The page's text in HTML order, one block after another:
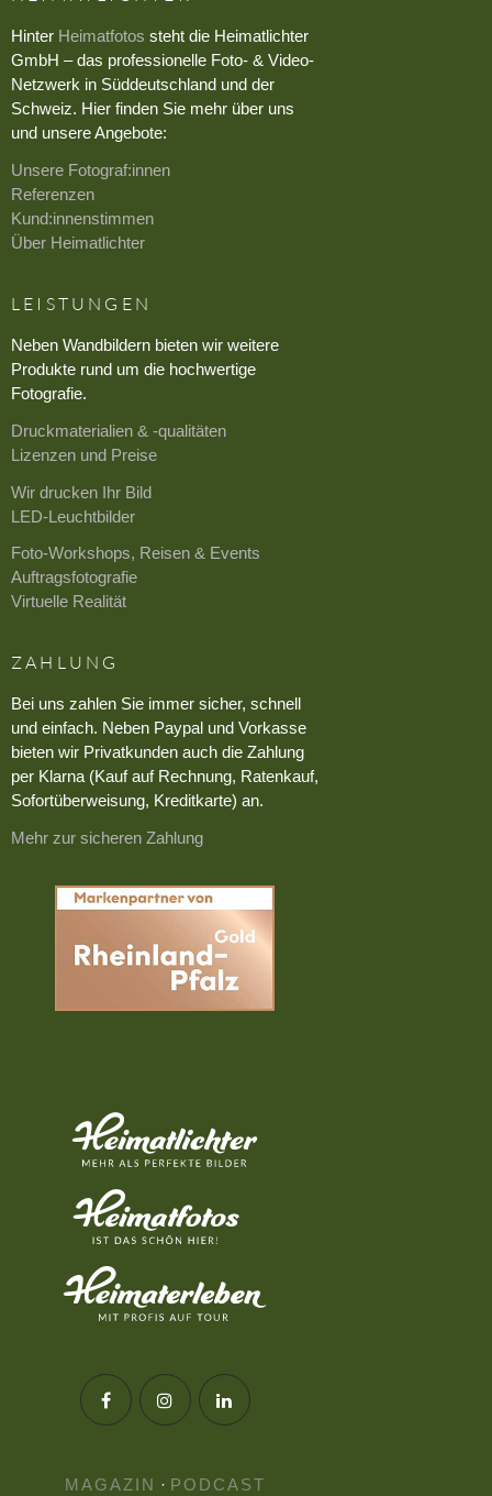
Hinter Heimatfotos steht die Heimatlichter
GmbH – das professionelle Foto- & Video-
Netzwerk in Süddeutschland und der
Schweiz. Hier finden Sie mehr über uns
und unsere Angebote:
Unsere Fotograf:innen
Referenzen
Kund:innenstimmen
Über Heimatlichter
LEISTUNGEN
Neben Wandbildern bieten wir weitere
Produkte rund um die hochwertige
Fotografie.
Druckmaterialien & -qualitäten
Lizenzen und Preise
Wir drucken Ihr Bild
LED-Leuchtbilder
Foto-Workshops, Reisen & Events
Auftragsfotografie
Virtuelle Realität
ZAHLUNG
Bei uns zahlen Sie immer sicher, schnell
und einfach. Neben Paypal und Vorkasse
bieten wir Privatkunden auch die Zahlung
per Klarna (Kauf auf Rechnung, Ratenkauf,
Sofortüberweisung, Kreditkarte) an.
Mehr zur sicheren Zahlung
MAGAZIN · PODCAST